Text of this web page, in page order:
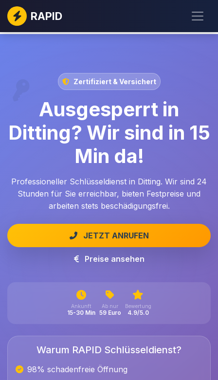
RAPID
Zertifiziert & Versichert
Ausgesperrt in
Ditting? Wir sind in 15
Min da!
Professioneller Schlüsseldienst in Ditting. Wir sind 24
Stunden für Sie erreichbar, bieten Festpreise und
arbeiten stets beschädigungsfrei.
JETZT ANRUFEN
Preise ansehen
Ankunft
15-30 Min
Ab nur
59 Euro
Bewertung
4.9/5.0
Warum RAPID Schlüsseldienst?
98% schadenfreie Öffnung